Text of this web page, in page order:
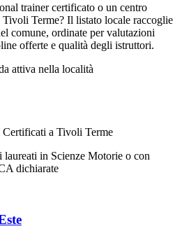
trainer certificato o un centro
Terme? Il listato locale raccoglie
comune, ordinate per valutazioni
offerte e qualità degli istruttori.
attiva nella località
a Tivoli Terme
laureati in Scienze Motorie o con
dichiarate